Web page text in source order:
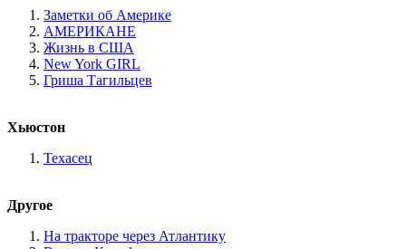
Заметки об Америке
АМЕРИКАНЕ
Жизнь в США
New York GIRL
Гриша Тагильцев
Хьюстон
Техасец
Другое
На тракторе через Атлантику